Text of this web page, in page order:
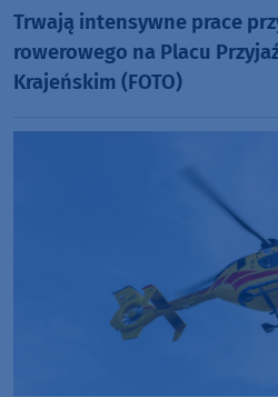
Trwają intensywne prace
rowerowego na Placu
Krajeńskim (FOTO)